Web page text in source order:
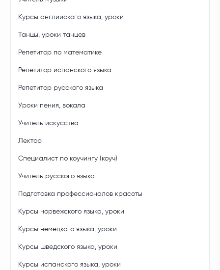
Курсы английского языка, уроки
Танцы, уроки танцев
Репетитор по математике
Репетитор испанского языка
Репетитор русского языка
Уроки пения, вокала
Учитель искусства
Лектор
Специалист по коучингу (коуч)
Учитель русского языка
Подготовка профессионалов красоты
Курсы норвежского языка, уроки
Курсы немецкого языка, уроки
Курсы шведского языка, уроки
Курсы испанского языка, уроки